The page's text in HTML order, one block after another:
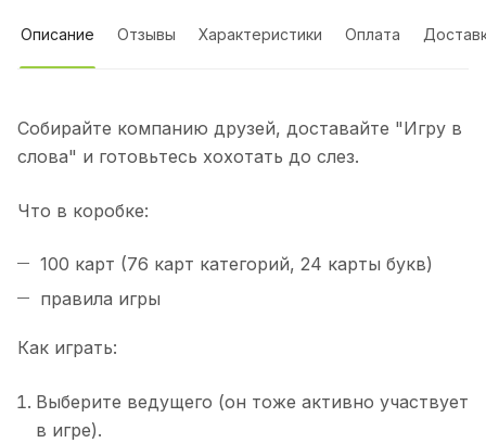
Описание Отзывы Характеристики Оплата
Собирайте компанию друзей, доставайте "Игру в
слова" и готовьтесь хохотать до слез.
Что в коробке:
100 карт (76 карт категорий, 24 карты букв)
правила игры
Как играть:
Выберите ведущего (он тоже активно участвует
в игре).